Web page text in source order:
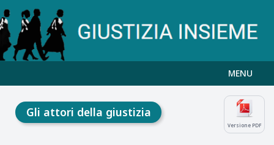
MENU
Versione PDF
Gli attori della giustizia